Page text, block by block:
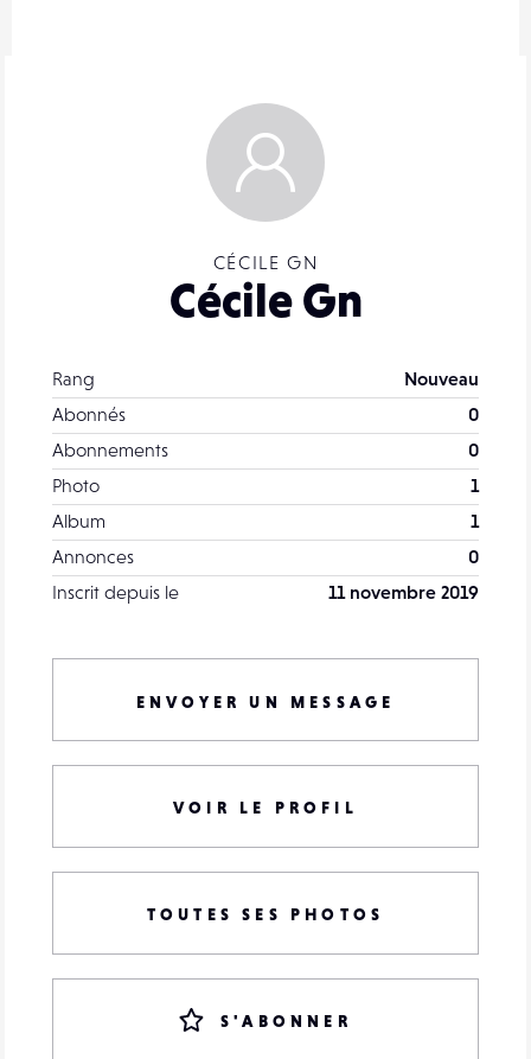
CÉCILE GN
Cécile Gn
Rang
Nouveau
Abonnés
0
Abonnements
0
Photo
1
Album
1
Annonces
0
Inscrit depuis le
11 novembre 2019
ENVOYER UN MESSAGE
VOIR LE PROFIL
TOUTES SES PHOTOS
S'ABONNER